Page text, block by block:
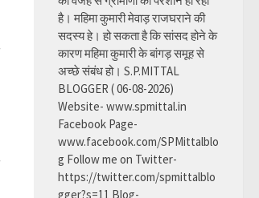
है। महिमा कुमारी मेवाड़ राजघराने की
सदस्य हे। हो सकता है कि सांसद होने के
कारण महिमा कुमारी के बांगड़ समूह से
अच्छे संबंध हो। S.P.MITTAL
BLOGGER ( 06-08-2026)
Website- www.spmittal.in
Facebook Page-
www.facebook.com/SPMittalblo
g Follow me on Twitter-
https://twitter.com/spmittalblo
gger?s=11 Blog-